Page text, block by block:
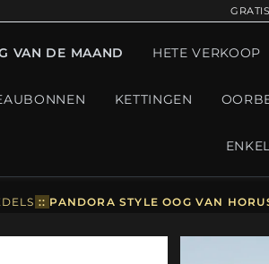
VAN DE MAAND HETE VERKOOP
KETTINGEN
:: PANDORA STYLE OOG VAN